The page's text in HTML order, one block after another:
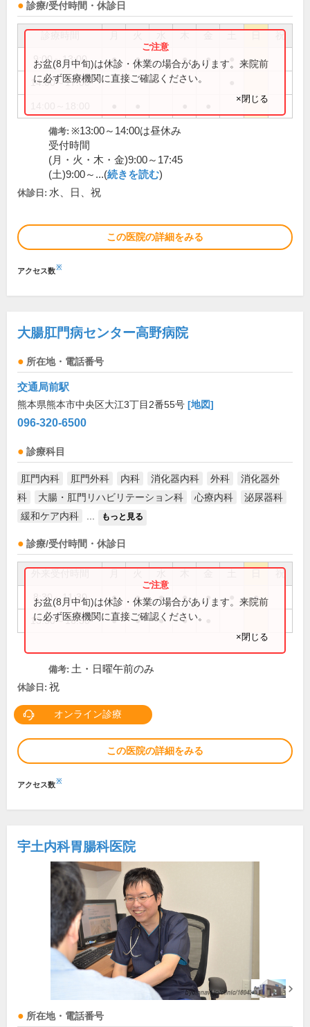
診療/受付時間・休診日
祝
9:00～13:00 ● ● ● ●
14:00～17:00
お盆(8月中旬)は休診・休業の場合があります。来院前
に必ず医療機関に直接ご確認ください。
×閉じる
備考: ※13:00～14:00は昼休み
受付時間
(月・火・木・金)9:00～17:45
(土)9:00～...(続きを読む)
休診日: 水、日、祝
この医院の詳細をみる
アクセス数※
大腸肛門病センター高野病院
所在地・電話番号
交通局前駅
熊本県熊本市中央区大江3丁目2番55号 [地図]
096-320-6500
診療科目
肛門内科 肛門外科 内科 消化器内科 外科
消化器外
科
大腸・肛門リハビリテーション科 心療内科
泌尿器科
緩和ケア内科
もっと見る
診療/受付時間・休診日
祝
8:30～11:30 ● ● ● ● ● ●
13:30～16:30 ● ● ● ●
お盆(8月中旬)は休診・休業の場合があります。来院前
に必ず医療機関に直接ご確認ください。
×閉じる
備考: 土・日曜午前のみ
休診日: 祝
オンライン診療
この医院の詳細をみる
アクセス数※
宇土内科胃腸科医院
所在地・電話番号